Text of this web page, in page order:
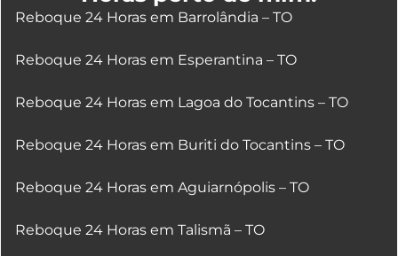
Reboque 24 Horas em Barrolândia – TO
Reboque 24 Horas em Esperantina – TO
Reboque 24 Horas em Lagoa do Tocantins – TO
Reboque 24 Horas em Buriti do Tocantins – TO
Reboque 24 Horas em Aguiarnópolis – TO
Reboque 24 Horas em Talismã – TO